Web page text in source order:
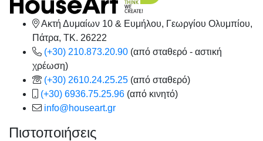
Ακτή Δυμαίων 10 & Ευμήλου, Γεωργίου Ολυμπίου,
Πάτρα, TK. 26222
(+30) 210.873.20.90 (από σταθερό - αστική
χρέωση)
(+30) 2610.24.25.25 (από σταθερό)
(+30) 6936.75.25.96 (από κινητό)
info@houseart.gr
Πιστοποιήσεις